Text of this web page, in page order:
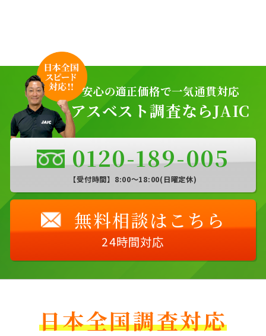
安心の適正価格で一気通貫対応
アスベスト調査ならJAIC
0120-189-005
【受付時間】8:00〜18:00(日曜定休)
無料相談はこちら
24時間対応
日本全国調査対応